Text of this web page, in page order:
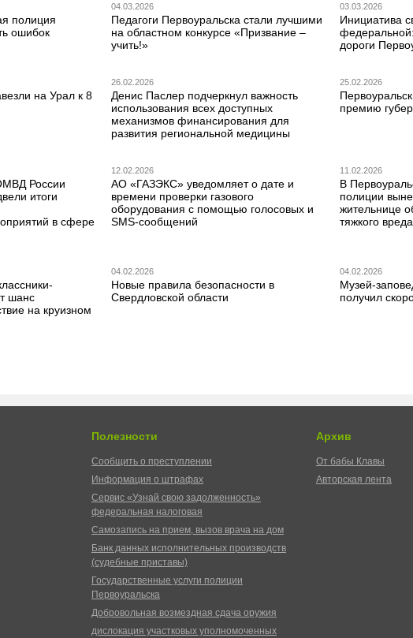
полиция
ошибок
04.03.2026
Педагоги Первоуральска стали лучшими
на областном конкурсе «Призвание –
учить!»
03.03.2026
Инициатива
дороги
на Урал к 8
26.02.2026
Денис Паслер подчеркнул важность
использования всех доступных
механизмов финансирования для
развития региональной медицины
25.02.2026
премию
России
итоги
в сфере
12.02.2026
АО «ГАЗЭКС» уведомляет о дате и
времени проверки газового
оборудования с помощью голосовых и
SMS-сообщений
11.02.2026
В
полиции
жительнице
тяжкого
шанс
на круизном
04.02.2026
Новые правила безопасности в
Свердловской области
04.02.2026
Музей-
получил
Полезности
Сообщить о преступлении
Информация о штрафах
Сервис «Узнай свою задолженность»
федеральная налоговая
Самозапись на прием, вызов врача на дом
Банк данных исполнительных производств
(судебные приставы)
Государственные услуги полиции
Первоуральска
Добровольная возмездная сдача оружия
дислокация участковых уполномоченных
Архив
От бабы Клавы
Авторская лента